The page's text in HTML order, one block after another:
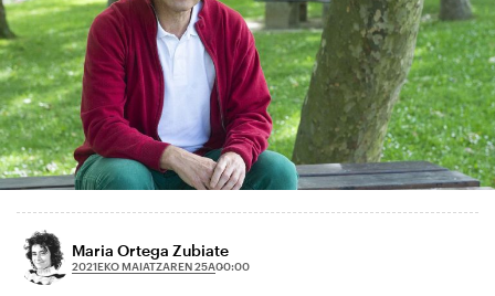
Maria Ortega Zubiate
2021EKO MAIATZAREN 25A00:00